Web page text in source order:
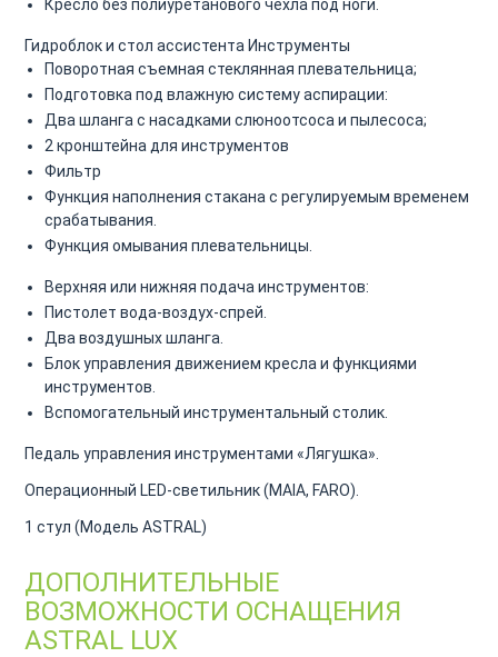
Кресло без полиуретанового чехла под ноги.
Гидроблок и стол ассистента
Поворотная съемная стеклянная плевательница;
Подготовка под влажную систему аспирации:
Два шланга с насадками слюноотсоса и пылесоса;
2 кронштейна для инструментов
Фильтр
Функция наполнения стакана с регулируемым временем
срабатывания.
Функция омывания плевательницы.
Инструменты
Верхняя или нижняя подача инструментов:
Пистолет вода-воздух-спрей.
Два воздушных шланга.
Блок управления движением кресла и функциями
инструментов.
Вспомогательный инструментальный столик.
Педаль управления инструментами «Лягушка».
Операционный LED-светильник (MAIA, FARO).
1 стул (Модель ASTRAL)
ДОПОЛНИТЕЛЬНЫЕ
ВОЗМОЖНОСТИ ОСНАЩЕНИЯ
ASTRAL LUX